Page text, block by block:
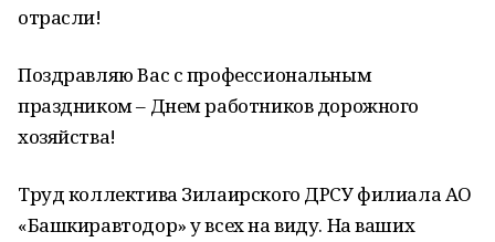
отрасли!
Поздравляю Вас с профессиональным
праздником – Днем работников дорожного
хозяйства!
Труд коллектива Зилаирского ДРСУ филиала АО
«Башкиравтодор» у всех на виду. На ваших